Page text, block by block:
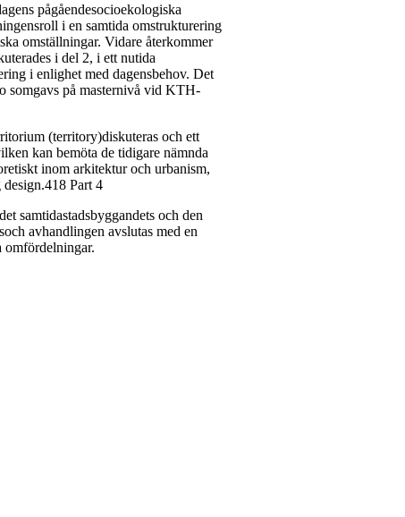
pågåendesocioekologiska
i en samtida omstrukturering
omställningar. Vidare återkommer
i del 2, i ett nutida
i enlighet med dagensbehov. Det
somgavs på masternivå vid KTH-
(territory)diskuteras och ett
kan bemöta de tidigare nämnda
inom arkitektur och urbanism,
Part 4
samtidastadsbyggandets och den
avhandlingen avslutas med en
omfördelningar.